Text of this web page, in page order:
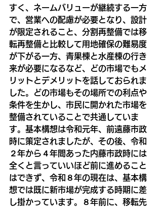
すく、ネームバリューが継続する一方
で、営業への配慮が必要となり、設計
が限定されること、分割再整備では移
転再整備と比較して用地確保の難易度
が下がる一方、青果棟と水産棟の行き
来が必要になるなど、どの市場でもメ
リットとデメリットを話しておられま
した。どの市場もその場所での利点や
条件を生かし、市民に開かれた市場を
整備されていることで共通していま
す。基本構想は令和元年、前遠藤市政
時に策定されましたが、その後、令和
２年から４年間あった内藤市政時には
全くと言っていいほど前に進めること
はできず、令和８年の現在は、基本構
想では既に新市場が完成する時期に差
し掛かっています。８年前に、移転先